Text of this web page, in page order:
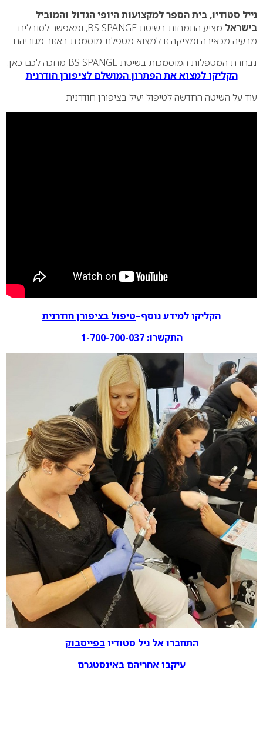
נייל סטודיו, בית הספר למקצועות היופי הגדול והמוביל
בישראל
מציע התמחות בשיטת BS SPANGE, ומאפשר לסובלים
מבעיה מכאיבה ומציקה זו למצוא מטפלת מוסמכת באזור מגוריהם.
נבחרת המטפלות המוסמכות בשיטת BS SPANGE מחכה לכם כאן.
הקליקו למצוא את הפתרון המושלם לציפורן חודרנית
עוד על השיטה החדשה לטיפול יעיל בציפורן חודרנית
הקליקו למידע נוסף–טיפול בציפורן חודרנית
התקשרו: 1-700-700-037
התחברו אל ניל סטודיו בפייסבוק
עיקבו אחריהם באינסטגרם